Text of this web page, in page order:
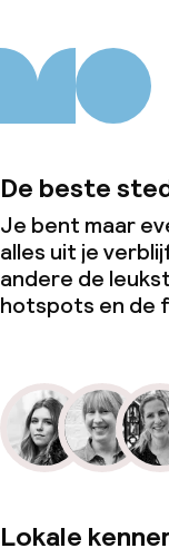
Wasservice
Borg bij
Overal
De beste
Je bent maar
alles uit je
andere de
hotspots en de
Lokale